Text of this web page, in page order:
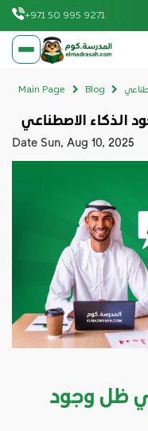
+971 50 995 9271
elmadrasah.com
Main Page Blog
الذكاء الاصطناعي
Date Sun, Aug 10, 2025
ظل وجود